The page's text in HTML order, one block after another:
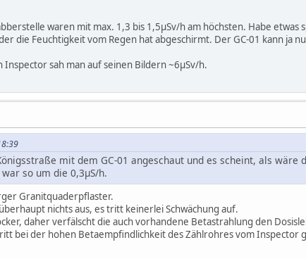
waren mit max. 1,3 bis 1,5µSv/h am höchsten. Habe
die Feuchtigkeit vom Regen hat abgeschirmt. Der GC-01 kann ja
sah man auf seinen Bildern ~6µSv/h.
mit dem GC-01 angeschaut und es scheint, als wäre
so um die 0,3µS/h.
Granitquaderpflaster.
nichts aus, es tritt keinerlei Schwächung auf.
daher verfälscht die auch vorhandene Betastrahlung den
bei der hohen Betaempfindlichkeit des Zählrohres vom Inspector